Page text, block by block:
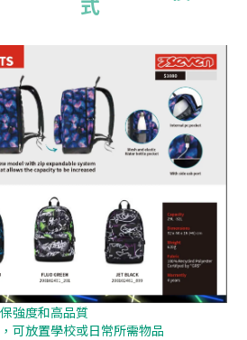
強度和高品質
可放置學校或日常所需物品